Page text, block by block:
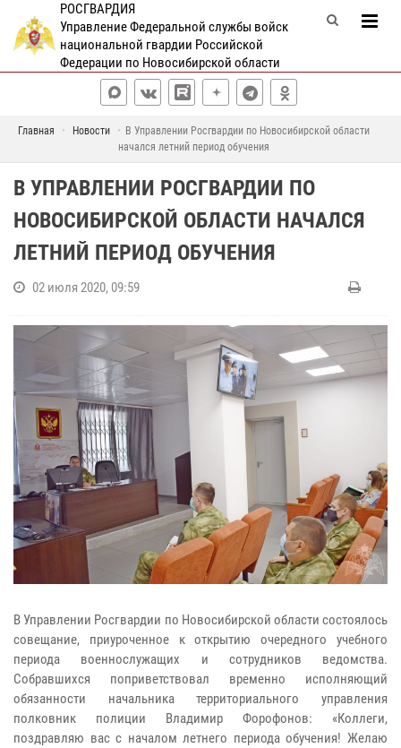
РОСГВАРДИЯ
Управление Федеральной службы войск
национальной гвардии Российской
Федерации по Новосибирской области
Главная Новости
В Управлении Росгвардии по Новосибирской области
начался летний период обучения
В УПРАВЛЕНИИ РОСГВАРДИИ ПО
НОВОСИБИРСКОЙ ОБЛАСТИ НАЧАЛСЯ
ЛЕТНИЙ ПЕРИОД ОБУЧЕНИЯ
02 июля 2020, 09:59
В Управлении Росгвардии по Новосибирской области состоялось
совещание, приуроченное к открытию очередного учебного
периода военнослужащих и сотрудников ведомства.
Собравшихся поприветствовал временно исполняющий
обязанности начальника территориального управления
полковник полиции Владимир Форофонов: «Коллеги,
поздравляю вас с началом летнего периода обучения! Желаю